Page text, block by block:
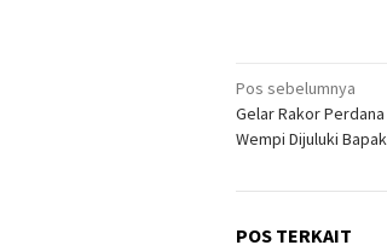
Navigasi
pos
Pos sebelumnya
Gelar Rakor
Wempi Dijuluki
POS TERKAIT